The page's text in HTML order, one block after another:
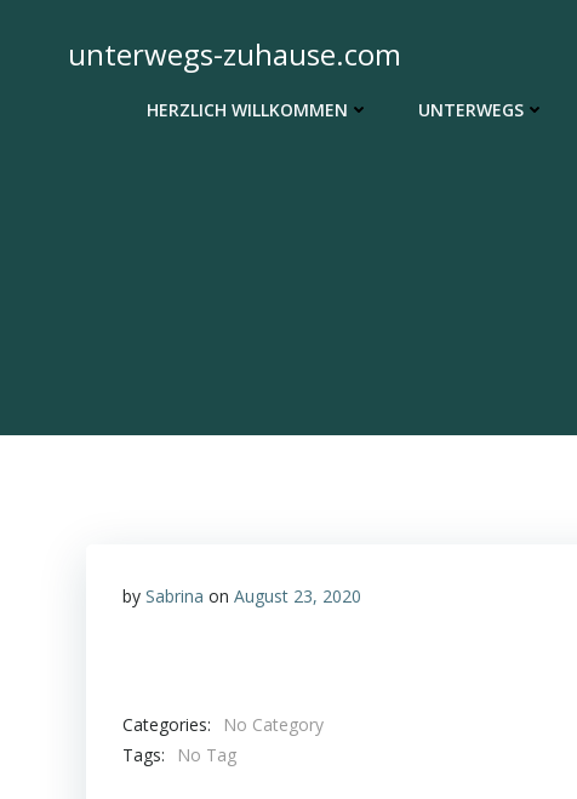
springenunterwegs-zuhause.com
HERZLICH WILLKOMMEN UNTERWEGS
by Sabrina on August 23, 2020
Categories:
No Category
Tags:
No Tag